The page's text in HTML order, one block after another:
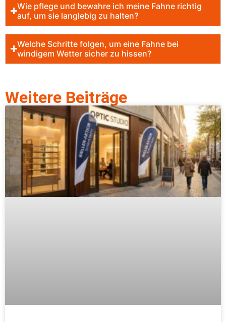
Wie pflege und bewahre ich meine Fahne richtig
auf, um sie langlebig zu halten?
Welche Schritte folgen, um eine Fahne bei
windigem Wetter sicher zu hissen?
Weitere Beiträge